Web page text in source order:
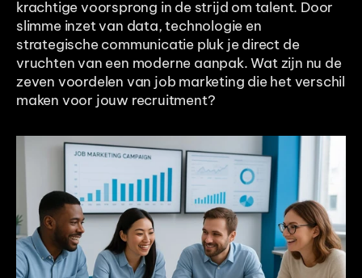
krachtige voorsprong in de strijd om talent. Door
slimme inzet van data, technologie en
strategische communicatie pluk je direct de
vruchten van een moderne aanpak. Wat zijn nu de
zeven voordelen van job marketing die het verschil
maken voor jouw recruitment?